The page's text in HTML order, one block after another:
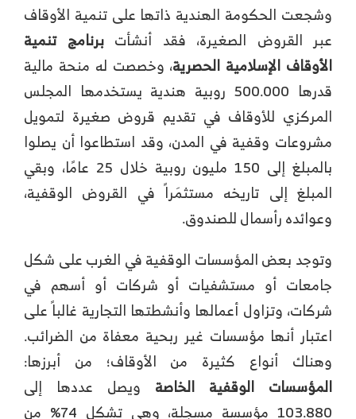
وشجعت الحكومة الهندية ذاتها على تنمية الأوقاف
عبر القروض الصغيرة، فقد أنشأتبرنامج تنمية
الأوقاف الإسلامية الحصرية، وخصصت له منحة مالية
قدرها 500.000 روبية هندية يستخدمها المجلس
المركزي للأوقاف في تقديم قروض صغيرة لتمويل
مشروعات وقفية في المدن، وقد استطاعوا أن يصلوا
بالمبلغ إلى 150 مليون روبية خلال 25 عامًا، وبقي
المبلغ إلى تاريخه مستثمَراً في القروض الوقفية،
وعوائده رأسمال للصندوق.
وتوجد بعض المؤسسات الوقفية في الغرب على شكل
جامعات أو مستشفيات أو شركات أو أسهم في
شركات، وتزاول أعمالها وأنشطتها التجارية غالباً على
اعتبار أنها مؤسسات غير ربحية معفاة من الضرائب.
وهناك أنواع كثيرة من الأوقاف؛ من أبرزها:
المؤسسات الوقفية الخاصة ويصل عددها إلى
103.880 مؤسسة مسجلة، وهي تشكل 74% من